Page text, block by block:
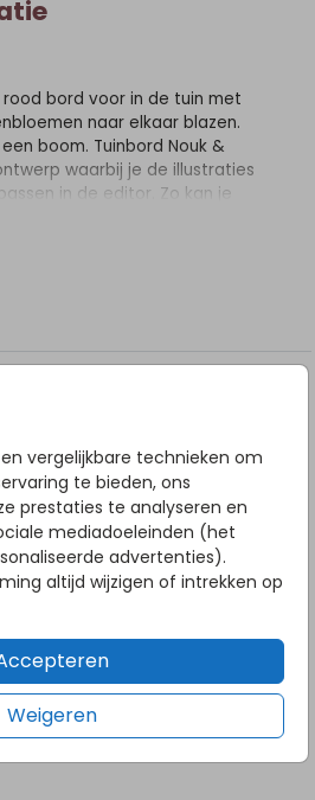
vergelijkbare technieken om
te bieden, ons
prestaties te analyseren en
mediadoeleinden (het
advertenties).
altijd wijzigen of intrekken op
Weigeren
bord voor in de tuin met
naar elkaar blazen.
boom. Tuinbord Nouk &
waarbij je de illustraties
in de editor. Zo kan je
of eventuele oudere kindjes
paal bij het bord geleverd.
in het bord, dienen te
Gebruik 1 of 2 palen met een
breedte/hoogte. Zorg dat
over de hele
Bij slecht weer
naar binnen te halen om
OOK LEUK